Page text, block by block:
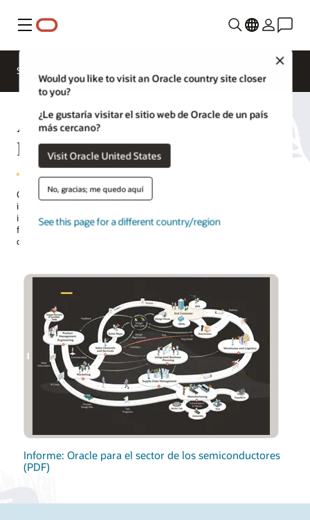
Menú
Would you like to visit an Oracle country site closer
to you?
¿Le gustaría visitar el sitio web de Oracle de un país
más cercano?
Visit Oracle United States
No, gracias; me quedo aquí
See this page for a different country/region
Soluciones
Alta tecnología en la industria de
los semiconductores
Oracle ofrece a las empresas de semiconductores una plataforma
integrada para gestionar todos los procesos de negocio esenciales:
introducción de nuevos productos, cadena de suministro,
fabricación, gestión de la calidad y el rendimiento, experiencia de
cliente, talento y finanzas, incluidas las inversiones en capex.
Informe: Oracle para el sector de los semiconductores
(PDF)